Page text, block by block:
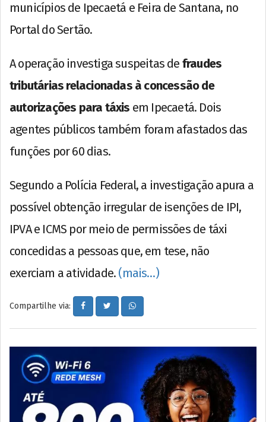
municípios de Ipecaetá e Feira de Santana, no
Portal do Sertão.
A operação investiga suspeitas de fraudes
tributárias relacionadas à concessão de
autorizações para táxis em Ipecaetá. Dois
agentes públicos também foram afastados das
funções por 60 dias.
Segundo a Polícia Federal, a investigação apura a
possível obtenção irregular de isenções de IPI,
IPVA e ICMS por meio de permissões de táxi
concedidas a pessoas que, em tese, não
exerciam a atividade. (mais…)
Compartilhe via: